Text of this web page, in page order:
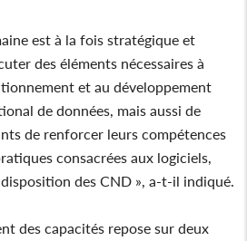
est à la fois stratégique et
des éléments nécessaires à
et au développement
de données, mais aussi de
de renforcer leurs compétences
consacrées aux logiciels,
des CND », a-t-il indiqué.
des capacités repose sur deux